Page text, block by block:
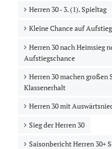
Herren 30 - 3. (1). Spieltag
Kleine Chance auf
Herren 30 nach Heimsieg
Aufstiegschance
Herren 30 machen
Klassenerhalt
Herren 30 mit
Sieg der Herren 30
Saisonbericht Herren 30+